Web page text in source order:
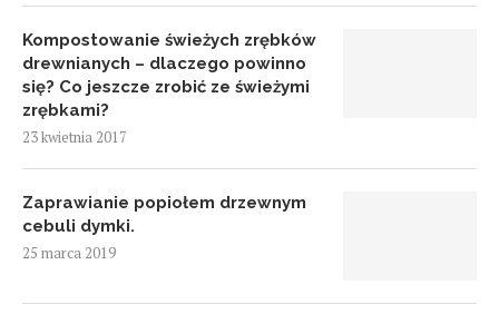
Kompostowanie świeżych zrębków
drewnianych – dlaczego powinno
się? Co jeszcze zrobić ze świeżymi
zrębkami?
23 kwietnia 2017
Zaprawianie popiołem drzewnym
cebuli dymki.
25 marca 2019